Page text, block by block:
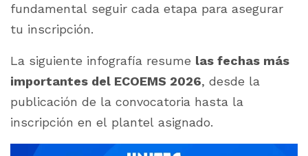
fundamental seguir cada etapa para asegurar
tu inscripción.
La siguiente infografía resume las fechas más
importantes del ECOEMS 2026, desde la
publicación de la convocatoria hasta la
inscripción en el plantel asignado.